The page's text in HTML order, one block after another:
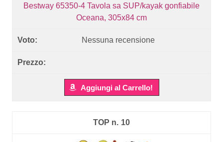
Bestway 65350-4 Tavola sa SUP/kayak gonfiabile
Oceana, 305x84 cm
Nessuna recensione
Aggiungi al Carrello!
10